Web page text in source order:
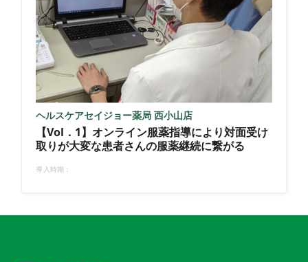
ヘルスケアセイジョー薬局 西小山店
【Vol．1】オンライン服薬指導により対面受け
取りが大変な患者さんの服薬継続に繋がる
導入時期：